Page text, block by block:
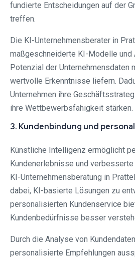
fundierte Entscheidungen auf der
treffen.
Die KI-Unternehmensberater in
maßgeschneiderte KI-Modelle und
Potenzial der Unternehmensdaten
wertvolle Erkenntnisse liefern.
Unternehmen ihre
ihre Wettbewerbsfähigkeit stärken.
3. Kundenbindung und
Künstliche Intelligenz ermöglicht
Kundenerlebnisse und verbesserte
KI-Unternehmensberatung in
dabei, KI-basierte Lösungen zu
personalisierten Kundenservice
Kundenbedürfnisse besser
Durch die Analyse von
personalisierte Empfehlungen